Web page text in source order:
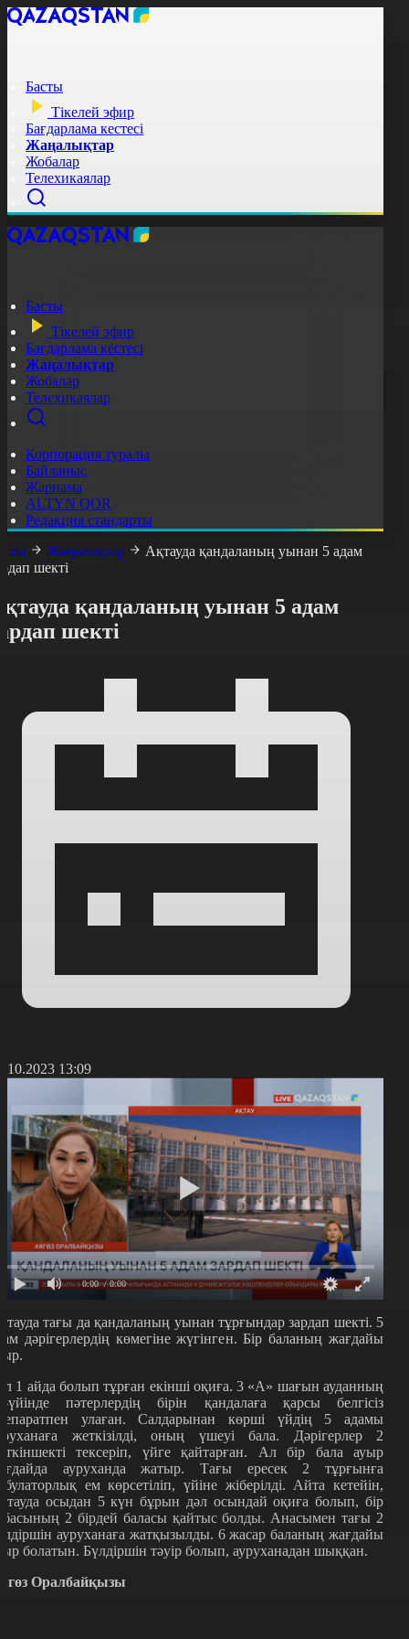
Басты
Тікелей эфир
Бағдарлама кестесі
Жаңалықтар
Жобалар
Телехикаялар
Басты
Тікелей эфир
Бағдарлама кестесі
Жаңалықтар
Жобалар
Телехикаялар
Корпорация туралы
Байланыс
Жарнама
ALTYN QOR
Редакция стандарты
Жаңалықтар
Ақтауда қандаланың уынан 5 адам
шекті
қандаланың уынан 5 адам
шекті
13:09
0:00 / 0:00
тағы да қандаланың уынан тұрғындар зардап шекті. 5
дәрігерлердің көмегіне жүгінген. Бір баланың жағдайы
1 айда болып тұрған екінші оқиға. 3 «А» шағын ауданның
үйінде пәтерлердің бірін қандалаға қарсы белгісіз
улаған. Салдарынан көрші үйдің 5 адамы
жеткізілді, оның үшеуі бала. Дәрігерлер 2
тексеріп, үйге қайтарған. Ал бір бала ауыр
ауруханда жатыр. Тағы ересек 2 тұрғынға
ем көрсетіліп, үйіне жіберілді. Айта кетейін,
осыдан 5 күн бұрын дәл осындай оқиға болып, бір
2 бірдей баласы қайтыс болды. Анасымен тағы 2
ауруханаға жатқызылды. 6 жасар баланың жағдайы
болатын. Бүлдіршін тәуір болып, ауруханадан шыққан.
Оралбайқызы